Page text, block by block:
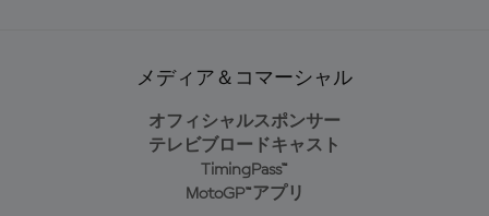
メディア＆コマーシャル
オフィシャルスポンサー
テレビブロードキャスト
TimingPass™
MotoGP™アプリ